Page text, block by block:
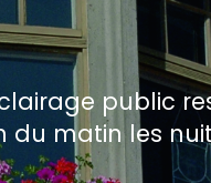
public
du matin les